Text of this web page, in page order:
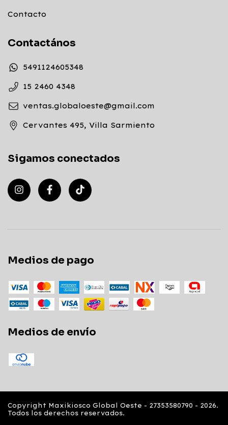
Contacto
Contactános
5491124605348
15 2460 4348
ventas.globaloeste@gmail.com
Cervantes 495, Villa Sarmiento
Sigamos conectados
Medios de pago
Medios de envío
Copyright Maxikiosco Global Oeste - 27353580790 - 2026.
Todos los derechos reservados.